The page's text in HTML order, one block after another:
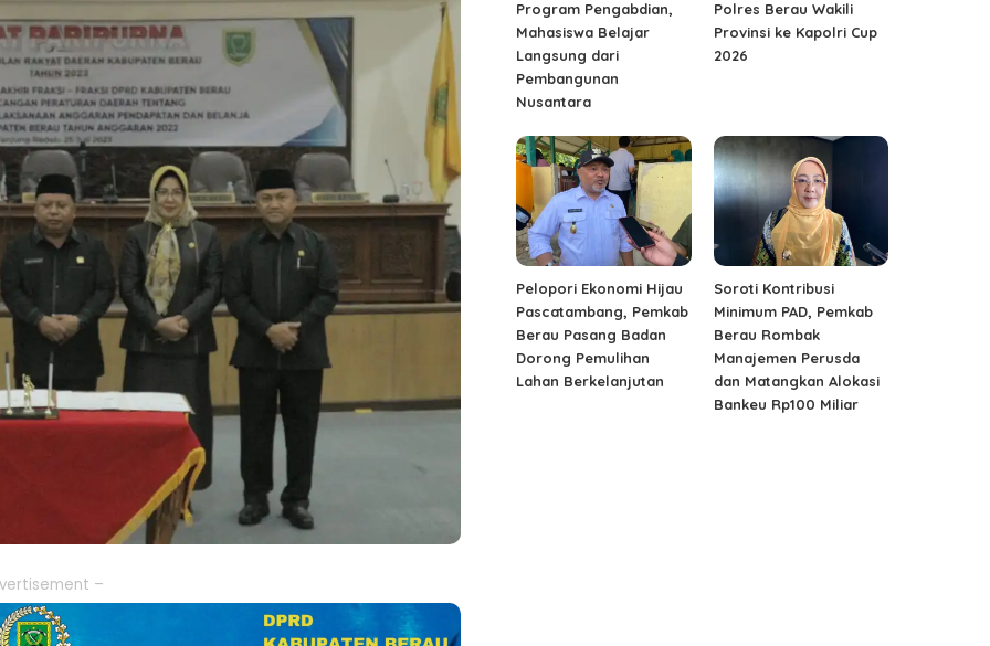
–
Program Pengabdian,
Mahasiswa Belajar
Langsung dari
Pembangunan
Nusantara
Polres Berau Wakili
Provinsi ke Kapolri Cup
2026
Pelopori Ekonomi Hijau
Pascatambang, Pemkab
Berau Pasang Badan
Dorong Pemulihan
Lahan Berkelanjutan
Soroti Kontribusi
Minimum PAD, Pemkab
Berau Rombak
Manajemen Perusda
dan Matangkan Alokasi
Bankeu Rp100 Miliar